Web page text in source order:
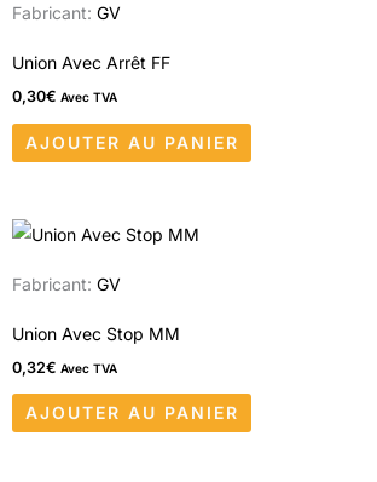
Fabricant: GV
Union Avec Arrêt FF
0,30€ Avec TVA
AJOUTER AU PANIER
Fabricant: GV
Union Avec Stop MM
0,32€ Avec TVA
AJOUTER AU PANIER